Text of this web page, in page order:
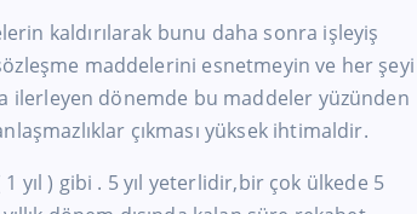
kaldırılarak bunu daha sonra işleyiş
maddelerini esnetmeyin ve her şeyi
ilerleyen dönemde bu maddeler yüzünden
çıkması yüksek ihtimaldir.
yıl ) gibi . 5 yıl yeterlidir,bir çok ülkede 5